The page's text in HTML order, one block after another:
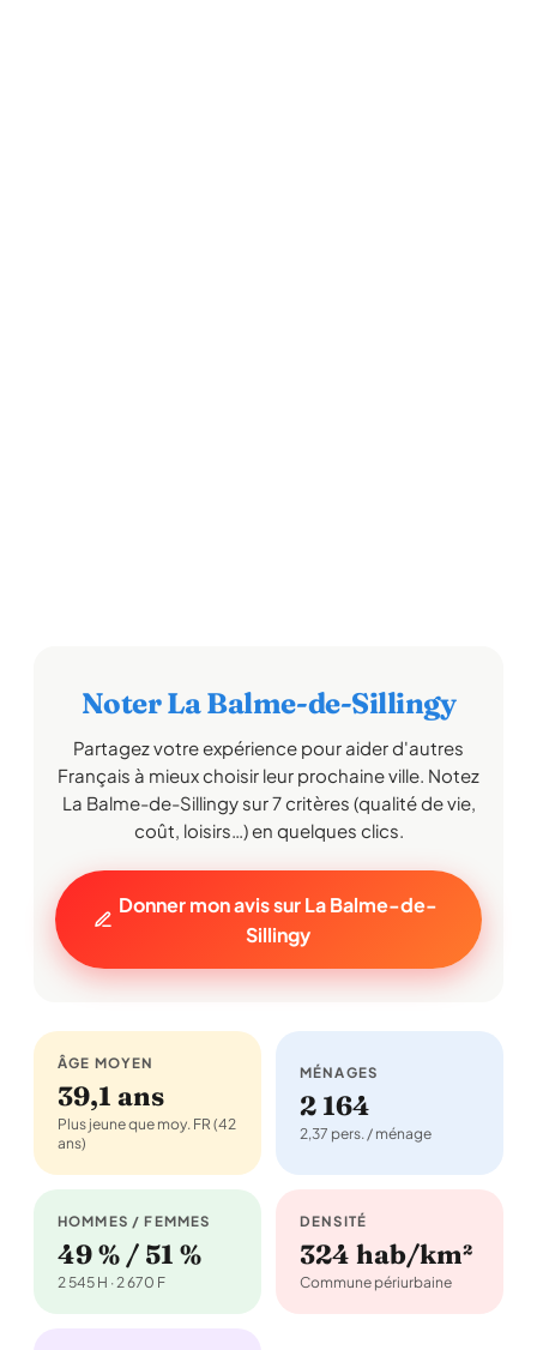
Noter La Balme-de-Sillingy
Partagez votre expérience pour aider d'autres
Français à mieux choisir leur prochaine ville. Notez
La Balme-de-Sillingy sur 7 critères (qualité de vie,
coût, loisirs…) en quelques clics.
Donner mon avis sur La Balme-de-
Sillingy
ÂGE MOYEN
39,1 ans
Plus jeune que moy. FR (42
ans)
MÉNAGES
2 164
2,37 pers. / ménage
HOMMES / FEMMES
49 % / 51 %
2 545 H · 2 670 F
DENSITÉ
324 hab/km²
Commune périurbaine